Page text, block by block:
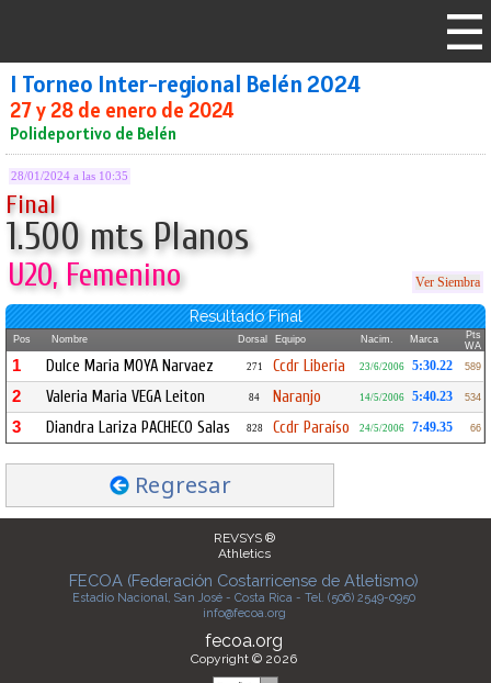
I Torneo Inter-regional Belén 2024
27 y 28 de enero de 2024
Polideportivo de Belén
28/01/2024 a las 10:35
Final
1.500 mts Planos
U20, Femenino Ver Siembra
Resultado Final
Pos Nombre Dorsal Equipo Nacim. Marca
Pts
WA
1 Dulce Maria MOYA Narvaez 271 Ccdr Liberia 23/6/2006 5:30.22 589
2 Valeria Maria VEGA Leiton 84 Naranjo 14/5/2006 5:40.23 534
3 Diandra Lariza PACHECO Salas 828 Ccdr Paraíso 24/5/2006 7:49.35 66
Regresar
REVSYS ®
Athletics
FECOA (Federación Costarricense de Atletismo)
Estadio Nacional, San José - Costa Rica - Tel. (506) 2549-0950
info@fecoa.org
fecoa.org
Copyright © 2026